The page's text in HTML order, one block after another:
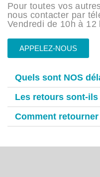
Pour toutes vos
nous contacter par
Vendredi de 10h à 12
APPELEZ-NOUS
Quels sont NOS
Les retours sont-
Comment